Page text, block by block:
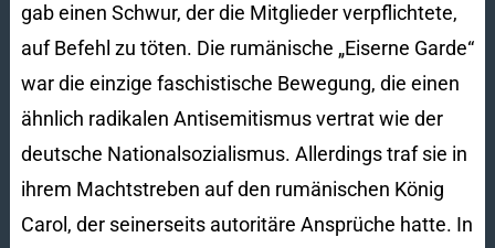
gab einen Schwur, der die Mitglieder verpflichtete,
auf Befehl zu töten. Die rumänische „Eiserne Garde“
war die einzige faschistische Bewegung, die einen
ähnlich radikalen Antisemitismus vertrat wie der
deutsche Nationalsozialismus. Allerdings traf sie in
ihrem Machtstreben auf den rumänischen König
Carol, der seinerseits autoritäre Ansprüche hatte. In